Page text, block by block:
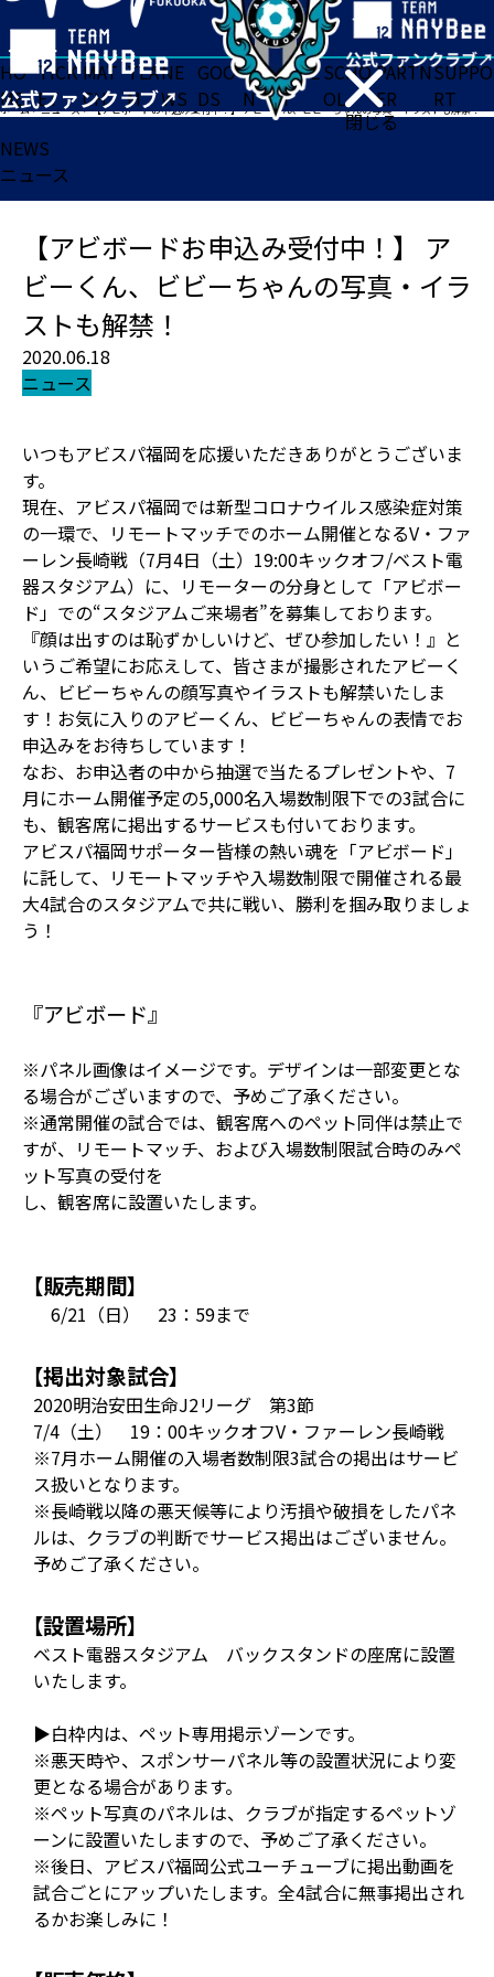
閉じる
HO
ME
TICK
ET
MAT
CH
TEA
M
NE
WS
GOO
DS
FA
N
ACADE
MY
SCHO
OL
PARTN
ER
SUPPO
RT
ホーム>ニュース>【アビボードお申込み受付中！】 アビーくん、ビビーちゃんの写真・イラストも解禁！
NEWS
ニュース
【アビボードお申込み受付中！】 ア
ビーくん、ビビーちゃんの写真・イラ
ストも解禁！
2020.06.18
ニュース
いつもアビスパ福岡を応援いただきありがとうございま
す。
現在、アビスパ福岡では新型コロナウイルス感染症対策
の一環で、リモートマッチでのホーム開催となるV・ファ
ーレン長崎戦（7月4日（土）19:00キックオフ/ベスト電
器スタジアム）に、リモーターの分身として「アビボー
ド」での“スタジアムご来場者”を募集しております。
『顔は出すのは恥ずかしいけど、ぜひ参加したい！』と
いうご希望にお応えして、皆さまが撮影されたアビーく
ん、ビビーちゃんの顔写真やイラストも解禁いたしま
す！お気に入りのアビーくん、ビビーちゃんの表情でお
申込みをお待ちしています！
なお、お申込者の中から抽選で当たるプレゼントや、7
月にホーム開催予定の5,000名入場数制限下での3試合に
も、観客席に掲出するサービスも付いております。
アビスパ福岡サポーター皆様の熱い魂を「アビボード」
に託して、リモートマッチや入場数制限で開催される最
大4試合のスタジアムで共に戦い、勝利を掴み取りましょ
う！
『アビボード』
※パネル画像はイメージです。デザインは一部変更とな
る場合がございますので、予めご了承ください。
※通常開催の試合では、観客席へのペット同伴は禁止で
すが、リモートマッチ、および入場数制限試合時のみペ
ット写真の受付を
し、観客席に設置いたします。
【販売期間】
6/21（日） 23：59まで
【掲出対象試合】
2020明治安田生命J2リーグ 第3節
7/4（土） 19：00キックオフV・ファーレン長崎戦
※7月ホーム開催の入場者数制限3試合の掲出はサービ
ス扱いとなります。
※長崎戦以降の悪天候等により汚損や破損をしたパネ
ルは、クラブの判断でサービス掲出はございません。
予めご了承ください。
【設置場所】
ベスト電器スタジアム バックスタンドの座席に設置
いたします。
▶白枠内は、ペット専用掲示ゾーンです。
※悪天時や、スポンサーパネル等の設置状況により変
更となる場合があります。
※ペット写真のパネルは、クラブが指定するペットゾ
ーンに設置いたしますので、予めご了承ください。
※後日、アビスパ福岡公式ユーチューブに掲出動画を
試合ごとにアップいたします。全4試合に無事掲出され
るかお楽しみに！